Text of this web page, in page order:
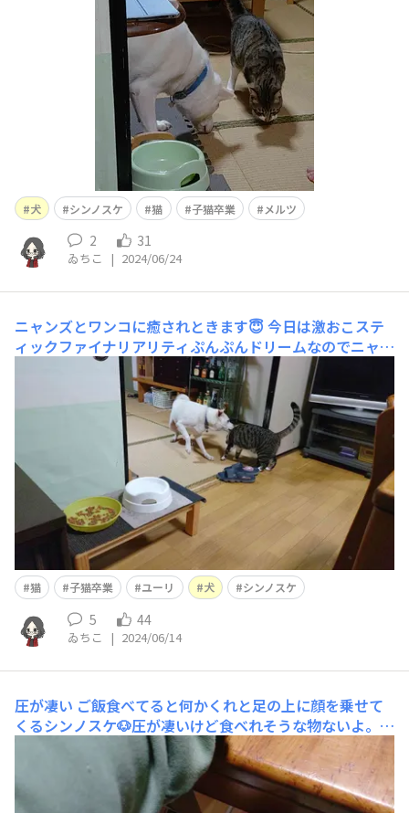
犬 シンノスケ 猫 子猫卒業 メルツ
2 31
ゐちこ | 2024/06/24
ニャンズとワンコに癒されときます😇今日は激おこステ
ィックファイナリアリティぷんぷんドリームなのでニャン
ズとワンコに癒やされときます😇※何で一昔前のギャル
猫 子猫卒業 ユーリ 犬 シンノスケ
5 44
ゐちこ | 2024/06/14
圧が凄い ご飯食べてると何かくれと足の上に顔を乗せて
くるシンノスケ🐶圧が凄いけど食べれそうな物ないよ。自
分のご飯を食べなさい😅